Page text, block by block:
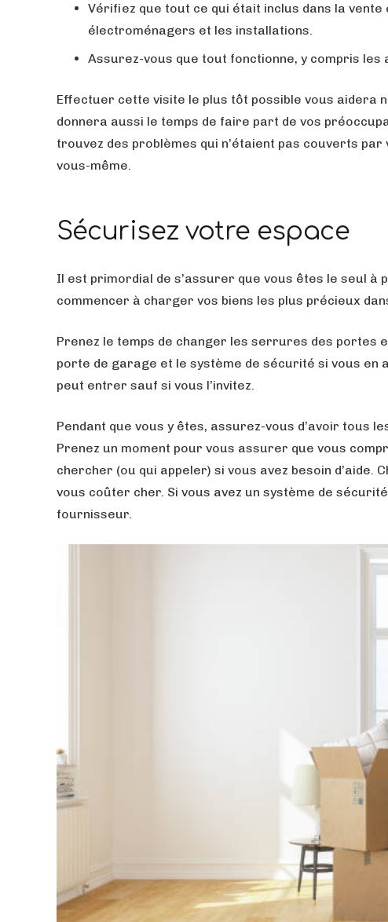
Vérifiez que tout ce qui était inclus dans la
électroménagers et les installations.
Assurez-vous que tout fonctionne, y compris
Effectuer cette visite le plus tôt possible vous aidera
donnera aussi le temps de faire part de vos
trouvez des problèmes qui n’étaient pas couverts
vous-même.
Sécurisez votre espace
Il est primordial de s’assurer que vous êtes le seul
commencer à charger vos biens les plus précieux
Prenez le temps de changer les serrures des portes
porte de garage et le système de sécurité si vous en
peut entrer sauf si vous l’invitez.
Pendant que vous y êtes, assurez-vous d’avoir tous
Prenez un moment pour vous assurer que vous
chercher (ou qui appeler) si vous avez besoin
vous coûter cher. Si vous avez un système de
fournisseur.